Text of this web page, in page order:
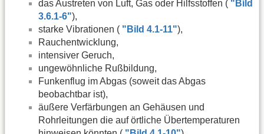
das Austreten von Luft, Gas oder Hilfsstoffen ( "Bild
3.6.1-6"),
starke Vibrationen ( "Bild 4.1-11"),
Rauchentwicklung,
intensiver Geruch,
ungewöhnliche Rußbildung,
Funkenflug im Abgas (soweit das Abgas
beobachtbar ist),
äußere Verfärbungen an Gehäusen und
Rohrleitungen die auf örtliche Übertemperaturen